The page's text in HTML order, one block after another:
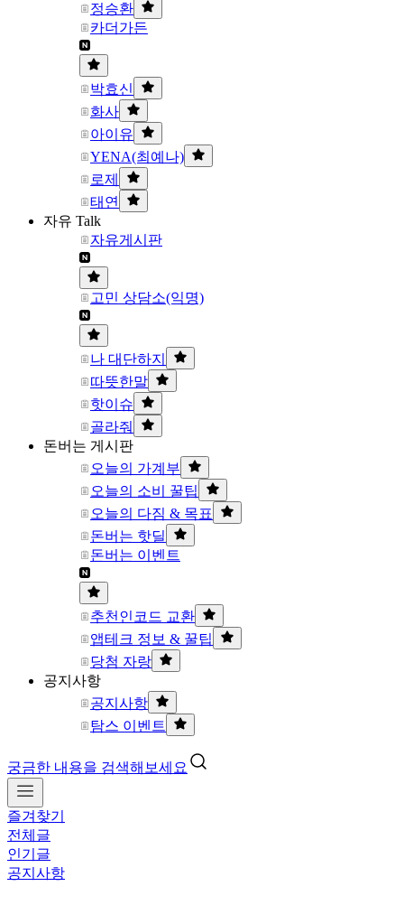
정승환
카더가든
박효신
화사
아이유
YENA(최예나)
로제
태연
자유 Talk
자유게시판
고민 상담소(익명)
나 대단하지
따뜻한말
핫이슈
골라줘
돈버는 게시판
오늘의 가계부
오늘의 소비 꿀팁
오늘의 다짐 & 목표
돈버는 핫딜
돈버는 이벤트
추천인코드 교환
앱테크 정보 & 꿀팁
당첨 자랑
공지사항
공지사항
탐스 이벤트
궁금한 내용을 검색해보세요
즐겨찾기
전체글
인기글
공지사항